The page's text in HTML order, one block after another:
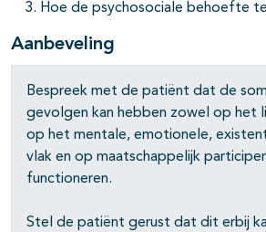
Hoe de psychosociale behoefte
Aanbeveling
Bespreek met de patiënt dat de
gevolgen kan hebben zowel op het
op het mentale, emotionele,
vlak en op maatschappelijk
functioneren.
Stel de patiënt gerust dat dit erbij